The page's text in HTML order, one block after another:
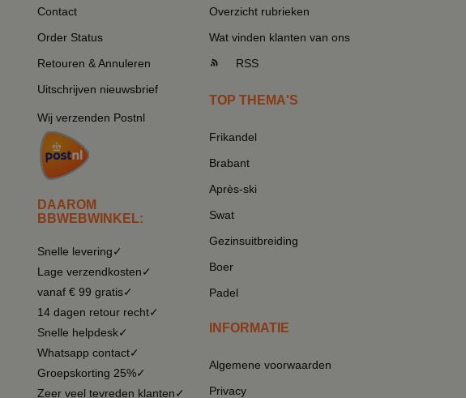
Contact
Order Status
Retouren & Annuleren
Uitschrijven nieuwsbrief
Wij verzenden Postnl
DAAROM
BBWEBWINKEL:
Snelle levering✓
Lage verzendkosten✓
vanaf € 99 gratis✓
14 dagen retour recht✓
Snelle helpdesk✓
Whatsapp contact✓
Groepskorting 25%✓
Zeer veel tevreden klanten✓
Overzicht rubrieken
Wat vinden klanten van ons
RSS
TOP THEMA'S
Frikandel
Brabant
Après-ski
Swat
Gezinsuitbreiding
Boer
Padel
INFORMATIE
Algemene voorwaarden
Privacy